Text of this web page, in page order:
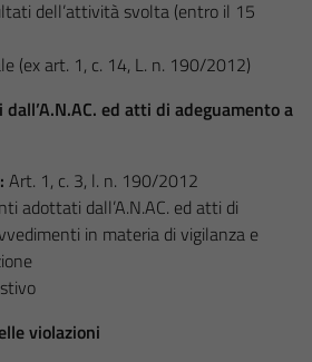
dell’attività svolta (entro il 15
(ex art. 1, c. 14, L. n. 190/2012)
ed atti di adeguamento a
Art. 1, c. 3, l. n. 190/2012
adottati dall’A.N.AC. ed atti di
in materia di vigilanza e
violazioni